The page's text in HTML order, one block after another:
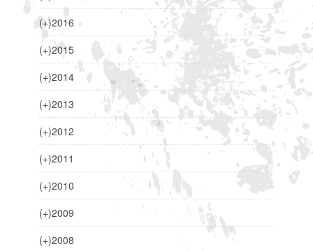
(+)2016
(+)2015
(+)2014
(+)2013
(+)2012
(+)2011
(+)2010
(+)2009
(+)2008